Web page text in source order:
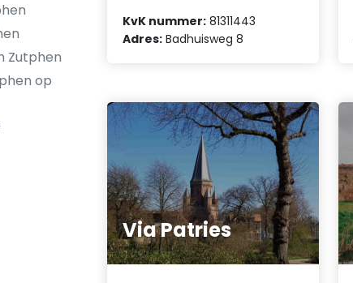
Zutphen
op
KvK nummer: 81311443
Adres: Badhuisweg 8
Via Patries